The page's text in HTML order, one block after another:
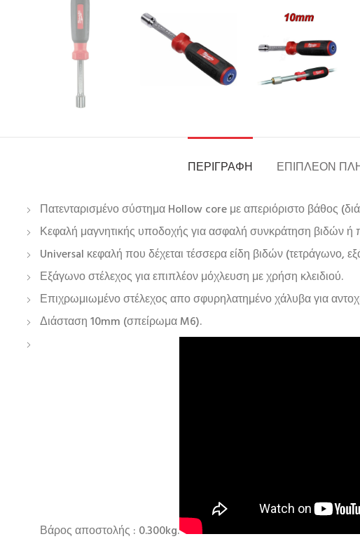
ΠΕΡΙΓΡΑΦΉ ΕΠΙΠΛΈΟΝ
Πατενταρισμένο σύστημα Hollow core με απεριόριστο βάθος
Κεφαλή μαγνητικής υποδοχής για ασφαλή συνκράτηση βιδών ή
Universal κεφαλή που δέχεται τέσσερα είδη βιδών
Εξάγωνο στέλεχος για επιπλέον μόχλευση με χρήση κλειδιού.
Επιχρωμιωμένο στέλεχος απο σφυρηλατημένο χάλυβα για
Διάσταση 10mm (σπείρωμα M6).
Βάρος αποστολής : 0.300kg.